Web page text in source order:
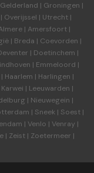
Gelderland | Groningen |
| Overijssel | Utrecht|
| Amersfoort |
| Breda | Coevorden |
| Doetinchem |
| Emmeloord |
| Haarlem | Harlingen |
Karwei | Leeuwarden |
| Nieuwegein |
| Sneek| Soest|
| Venlo | Venray |
| Zeist | Zoetermeer |